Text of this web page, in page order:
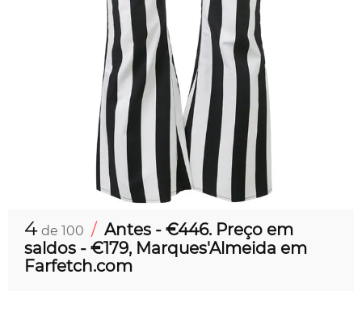
4 de 100 / Antes - €446. Preço em
saldos - €179, Marques'Almeida em
Farfetch.com